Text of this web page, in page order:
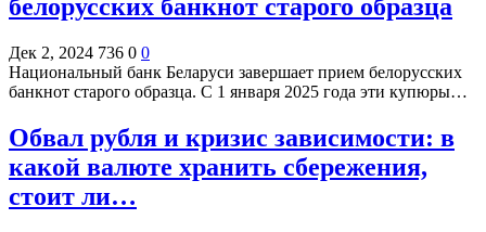
белорусских банкнот старого образца
Дек 2, 2024 736 0 0
Национальный банк Беларуси завершает прием белорусских
банкнот старого образца. С 1 января 2025 года эти купюры…
Обвал рубля и кризис зависимости: в
какой валюте хранить сбережения,
стоит ли…